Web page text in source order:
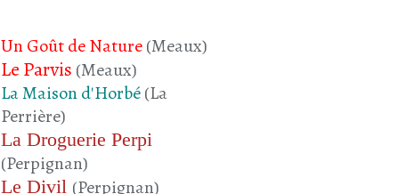
Un Goût de Nature(Meaux)
Le Parvis (Meaux)
La Maison d'Horbé(La
Perrière)
La Droguerie Perpi
(Perpignan)
Le Divil (Perpignan)